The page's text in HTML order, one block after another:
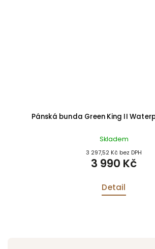
Pánská bunda Green King II
Skladem
3 297,52 Kč bez DPH
3 990 Kč
Detail